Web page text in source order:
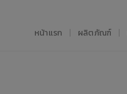
หน้าแรก ผลิตภัณฑ์